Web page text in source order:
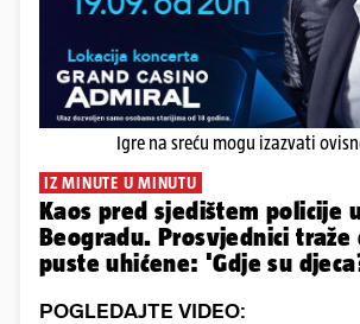
Igre na sreću mogu izazvati
IZ MINUTE U MINUTU
Kaos pred sjedištem policije
Beogradu. Prosvjednici traže
puste uhićene: 'Gdje su
POGLEDAJTE VIDEO: